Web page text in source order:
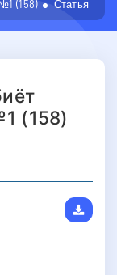
(158)
Статья
(158)